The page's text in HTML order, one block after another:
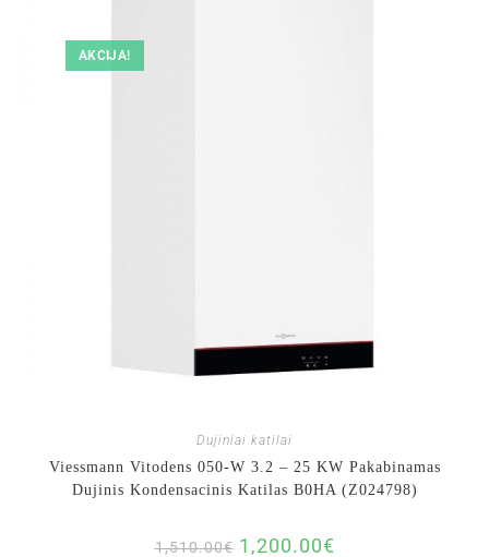
AKCIJA!
Dujiniai katilai
Viessmann Vitodens 050-W 3.2 – 25 KW Pakabinamas
Dujinis Kondensacinis Katilas B0HA (Z024798)
1,510.00€ 1,200.00€